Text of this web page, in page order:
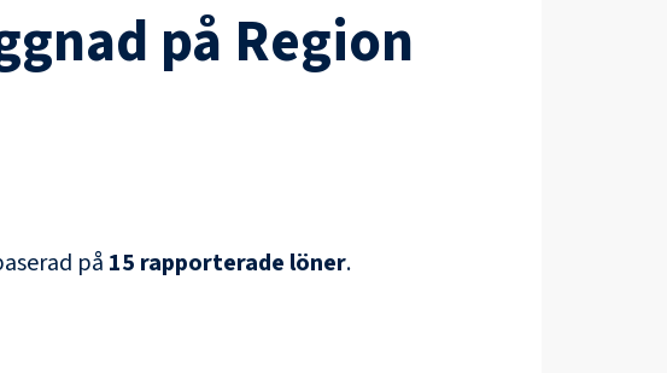
på Region
på 15 rapporterade löner.